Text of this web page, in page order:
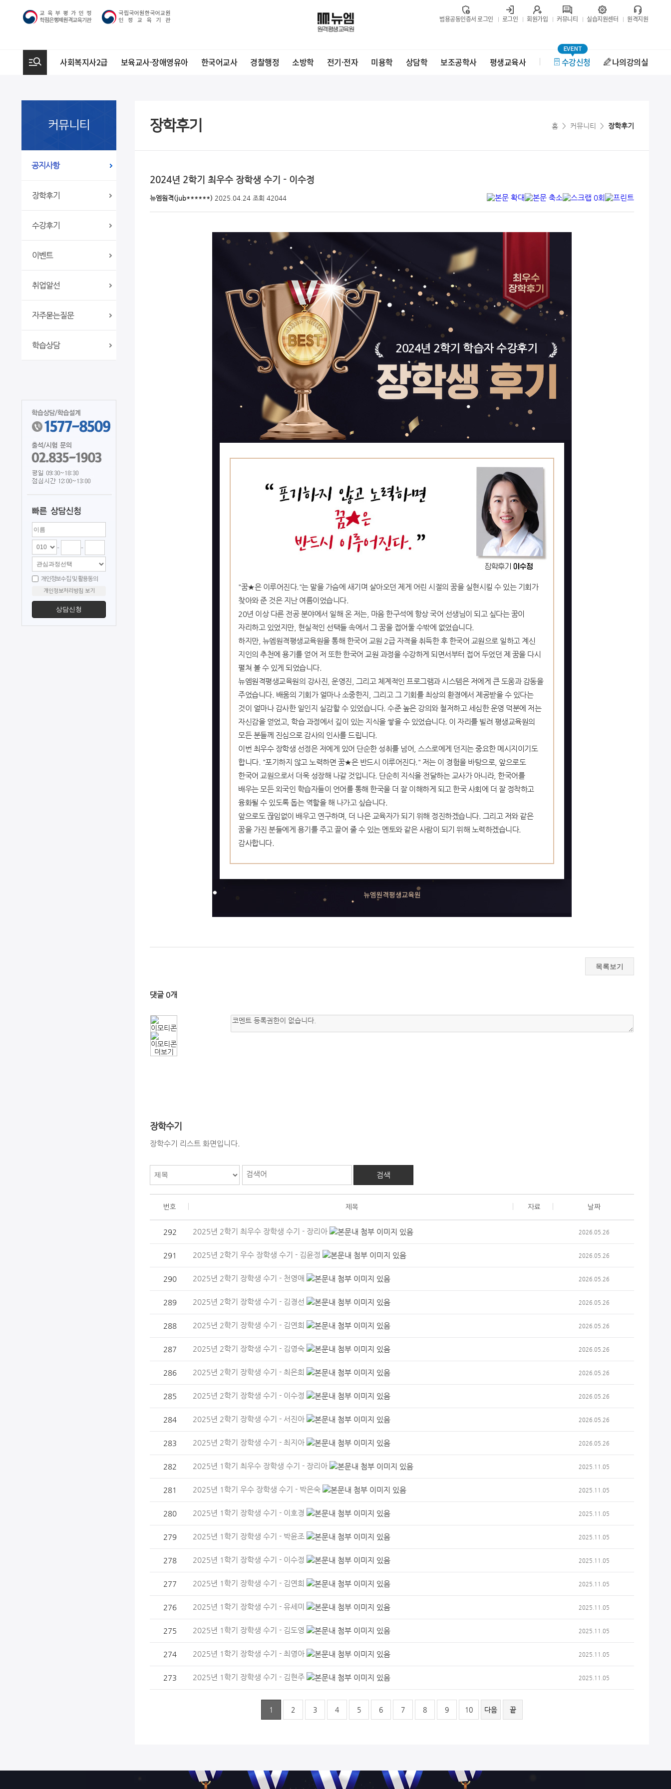
범용공동인증서 로그인 로그인 회원가입 커뮤니티 실습지원센터 원격지원
사회복지사2급 보육교사·장애영유아 한국어교사 경찰행정 소방학 전기·전자 미용학 상담학 보조공학사 평생교육사 수강신청 나의강의실
커뮤니티
공지사항
장학후기
수강후기
이벤트
취업알선
자주묻는질문
학습상담
- -
개인정보수집 및 활용동의
개인정보처리방침 보기
장학후기 홈 > 커뮤니티 > 장학후기
2024년 2학기 최우수 장학생 수기 - 이수정
뉴엠원격(jub******) 2025.04.24 조회 42044
2024년 2학기 학습자 수강후기
"꿈★은 이루어진다."는 말을 가슴에 새기며 살아오던 제게 어린 시절의 꿈을 실현시킬 수 있는 기회가
찾아와 준 것은 지난 여름이었습니다.
20년 이상 다른 전공 분야에서 일해 온 저는, 마음 한구석에 항상 국어 선생님이 되고 싶다는 꿈이
자리하고 있었지만, 현실적인 선택들 속에서 그 꿈을 접어둘 수밖에 없었습니다.
하지만, 뉴엠원격평생교육원을 통해 한국어 교원 2급 자격을 취득한 후 한국어 교원으로 일하고 계신
지인의 추천에 용기를 얻어 저 또한 한국어 교원 과정을 수강하게 되면서부터 접어 두었던 제 꿈을 다시
펼쳐 볼 수 있게 되었습니다.
뉴엠원격평생교육원의 강사진, 운영진, 그리고 체계적인 프로그램과 시스템은 저에게 큰 도움과 감동을
주었습니다. 배움의 기회가 얼마나 소중한지, 그리고 그 기회를 최상의 환경에서 제공받을 수 있다는
것이 얼마나 감사한 일인지 실감할 수 있었습니다. 수준 높은 강의와 철저하고 세심한 운영 덕분에 저는
자신감을 얻었고, 학습 과정에서 깊이 있는 지식을 쌓을 수 있었습니다. 이 자리를 빌려 평생교육원의
모든 분들께 진심으로 감사의 인사를 드립니다.
이번 최우수 장학생 선정은 저에게 있어 단순한 성취를 넘어, 스스로에게 던지는 중요한 메시지이기도
합니다. "포기하지 않고 노력하면 꿈★은 반드시 이루어진다." 저는 이 경험을 바탕으로, 앞으로도
한국어 교원으로서 더욱 성장해 나갈 것입니다. 단순히 지식을 전달하는 교사가 아니라, 한국어를
배우는 모든 외국인 학습자들이 언어를 통해 한국을 더 잘 이해하게 되고 한국 사회에 더 잘 정착하고
융화될 수 있도록 돕는 역할을 해 나가고 싶습니다.
앞으로도 끊임없이 배우고 연구하며, 더 나은 교육자가 되기 위해 정진하겠습니다. 그리고 저와 같은
꿈을 가진 분들에게 용기를 주고 끌어 줄 수 있는 멘토와 같은 사람이 되기 위해 노력하겠습니다.
감사합니다.
댓글 0개
장학수기
장학수기 리스트 화면입니다.
검색어 검색
번호 제목 자료 날짜
292 2025년 2학기 최우수 장학생 수기 - 장리아 2026.05.26
291 2025년 2학기 우수 장학생 수기 - 김윤정 2026.05.26
290 2025년 2학기 장학생 수기 - 천영애 2026.05.26
289 2025년 2학기 장학생 수기 - 김경선 2026.05.26
288 2025년 2학기 장학생 수기 - 김연희 2026.05.26
287 2025년 2학기 장학생 수기 - 김영숙 2026.05.26
286 2025년 2학기 장학생 수기 - 최은희 2026.05.26
285 2025년 2학기 장학생 수기 - 이수정 2026.05.26
284 2025년 2학기 장학생 수기 - 서진아 2026.05.26
283 2025년 2학기 장학생 수기 - 최지아 2026.05.26
282 2025년 1학기 최우수 장학생 수기 - 장리아 2025.11.05
281 2025년 1학기 우수 장학생 수기 - 박은숙 2025.11.05
280 2025년 1학기 장학생 수기 - 이호경 2025.11.05
279 2025년 1학기 장학생 수기 - 박윤조 2025.11.05
278 2025년 1학기 장학생 수기 - 이수정 2025.11.05
277 2025년 1학기 장학생 수기 - 김연희 2025.11.05
276 2025년 1학기 장학생 수기 - 유세미 2025.11.05
275 2025년 1학기 장학생 수기 - 김도영 2025.11.05
274 2025년 1학기 장학생 수기 - 최영아 2025.11.05
273 2025년 1학기 장학생 수기 - 김현주 2025.11.05
1 2 3 4 5 6 7 8 9 10 다음 끝